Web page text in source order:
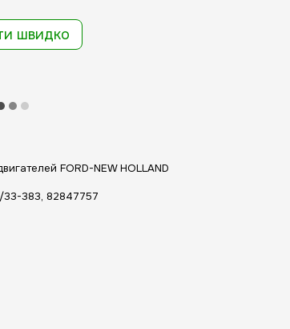
швидко
FORD-NEW HOLLAND
383, 82847757